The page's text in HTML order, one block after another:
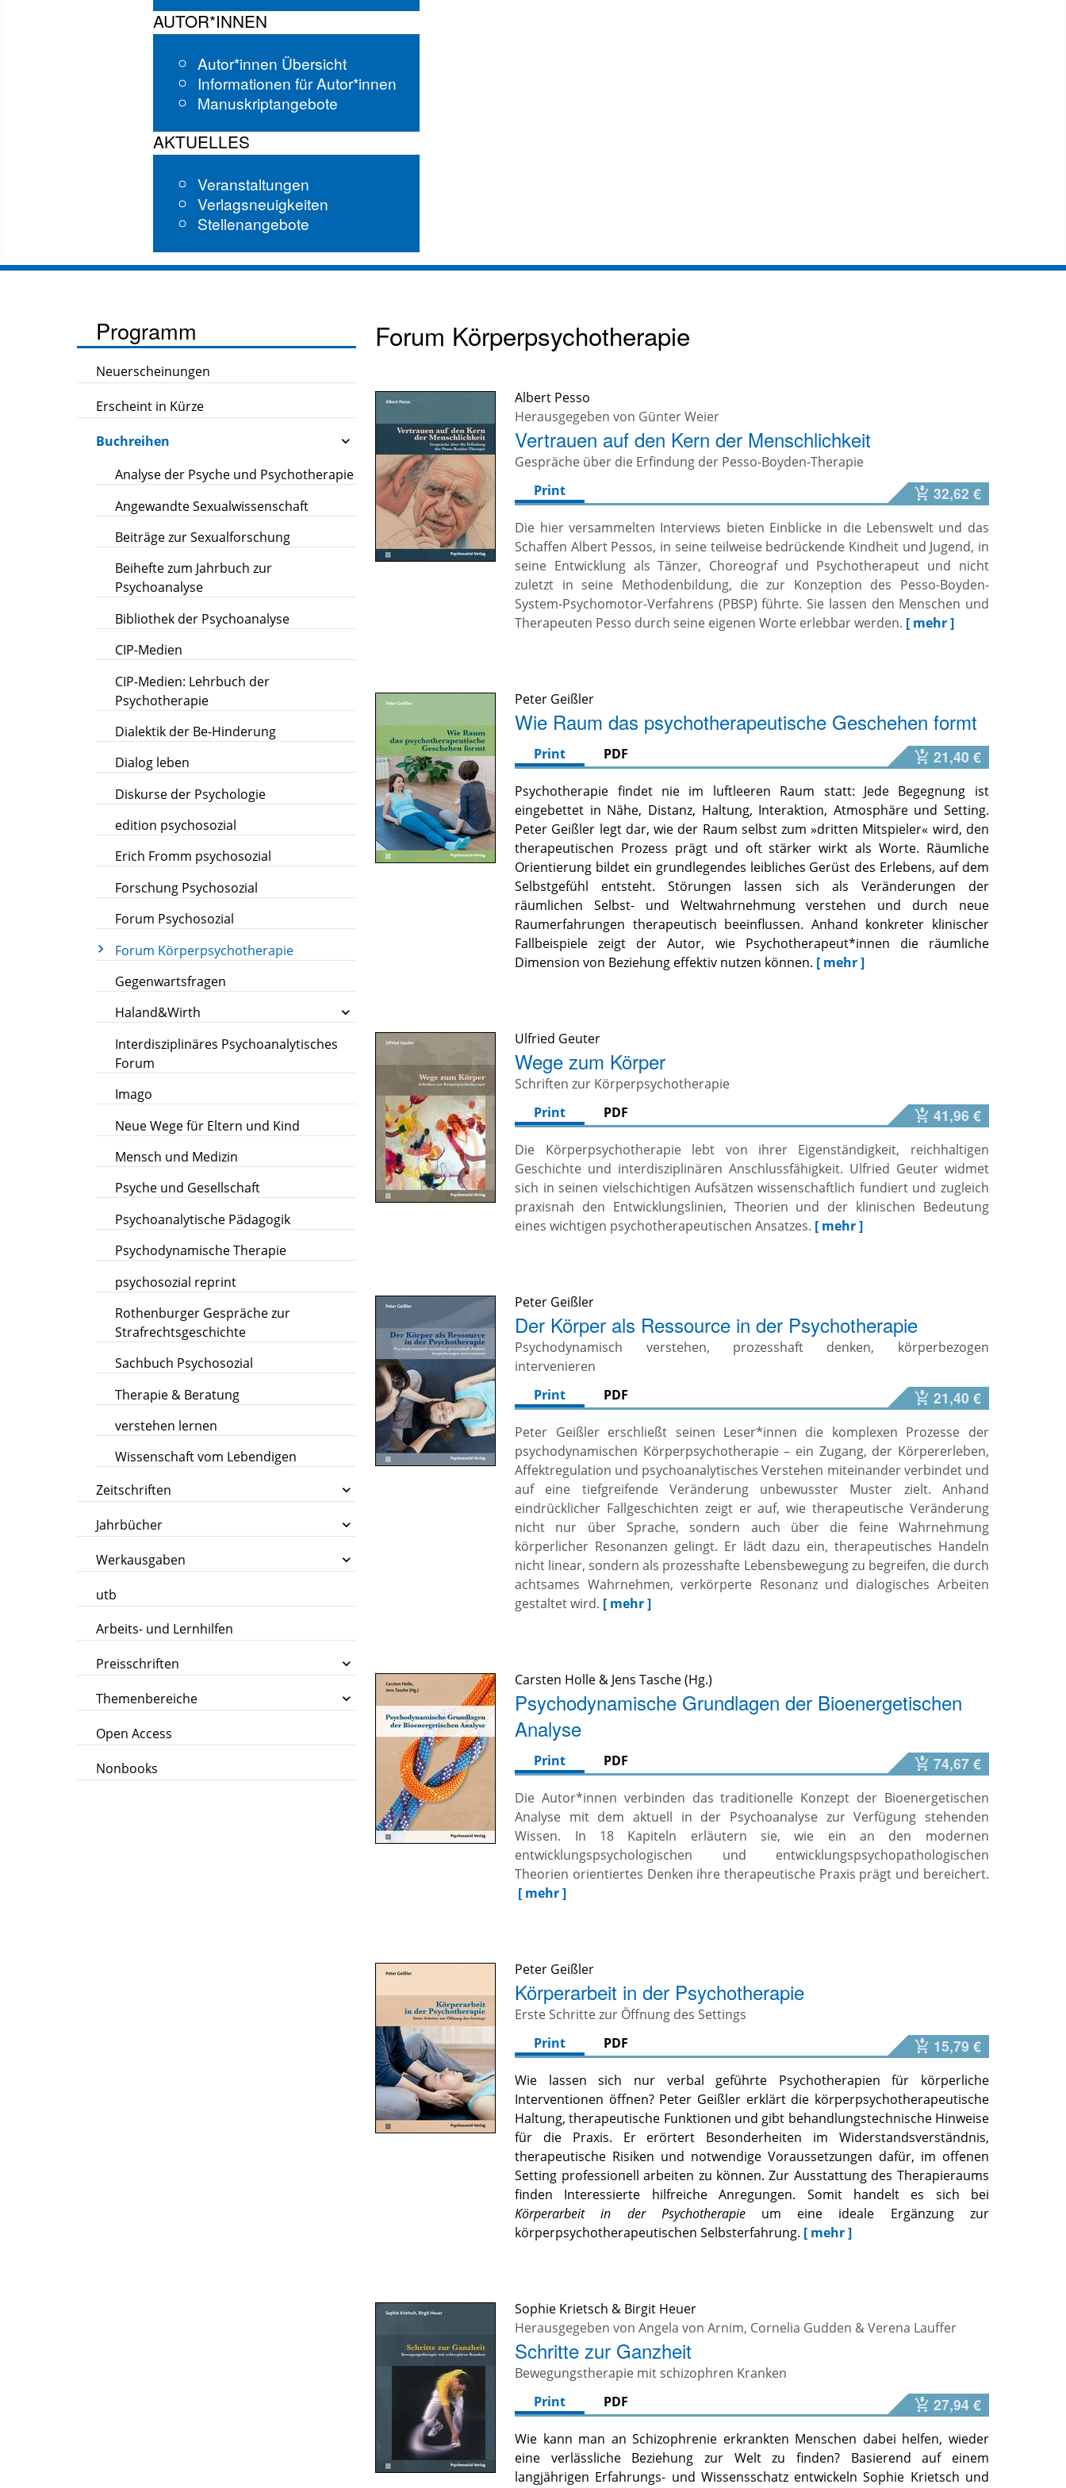
AUTOR*INNEN
Autor*innen Übersicht
Informationen für Autor*innen
Manuskriptangebote
AKTUELLES
Veranstaltungen
Verlagsneuigkeiten
Stellenangebote
Programm
Neuerscheinungen
Erscheint in Kürze
Buchreihen
Analyse der Psyche und Psychotherapie
Angewandte Sexualwissenschaft
Beiträge zur Sexualforschung
Beihefte zum Jahrbuch zur
Psychoanalyse
Bibliothek der Psychoanalyse
CIP-Medien
CIP-Medien: Lehrbuch der
Psychotherapie
Dialektik der Be-Hinderung
Dialog leben
Diskurse der Psychologie
edition psychosozial
Erich Fromm psychosozial
Forschung Psychosozial
Forum Psychosozial
Forum Körperpsychotherapie
Gegenwartsfragen
Haland&Wirth
Interdisziplinäres Psychoanalytisches
Forum
Imago
Neue Wege für Eltern und Kind
Mensch und Medizin
Psyche und Gesellschaft
Psychoanalytische Pädagogik
Psychodynamische Therapie
psychosozial reprint
Rothenburger Gespräche zur
Strafrechtsgeschichte
Sachbuch Psychosozial
Therapie & Beratung
verstehen lernen
Wissenschaft vom Lebendigen
Zeitschriften
Jahrbücher
Werkausgaben
utb
Arbeits- und Lernhilfen
Preisschriften
Themenbereiche
Open Access
Nonbooks
Forum Körperpsychotherapie
Albert Pesso
Herausgegeben von Günter Weier
Vertrauen auf den Kern der Menschlichkeit
Gespräche über die Erfindung der Pesso-Boyden-Therapie
Print
32,62 €
Die hier versammelten Interviews bieten Einblicke in die Lebenswelt und das
Schaffen Albert Pessos, in seine teilweise bedrückende Kindheit und Jugend, in
seine Entwicklung als Tänzer, Choreograf und Psychotherapeut und nicht
zuletzt in seine Methodenbildung, die zur Konzeption des Pesso-Boyden-
System-Psychomotor-Verfahrens (PBSP) führte. Sie lassen den Menschen und
Therapeuten Pesso durch seine eigenen Worte erlebbar werden. [ mehr ]
Peter Geißler
Wie Raum das psychotherapeutische Geschehen formt
Print PDF 21,40 €
Psychotherapie findet nie im luftleeren Raum statt: Jede Begegnung ist
eingebettet in Nähe, Distanz, Haltung, Interaktion, Atmosphäre und Setting.
Peter Geißler legt dar, wie der Raum selbst zum »dritten Mitspieler« wird, den
therapeutischen Prozess prägt und oft stärker wirkt als Worte. Räumliche
Orientierung bildet ein grundlegendes leibliches Gerüst des Erlebens, auf dem
Selbstgefühl entsteht. Störungen lassen sich als Veränderungen der
räumlichen Selbst- und Weltwahrnehmung verstehen und durch neue
Raumerfahrungen therapeutisch beeinflussen. Anhand konkreter klinischer
Fallbeispiele zeigt der Autor, wie Psychotherapeut*innen die räumliche
Dimension von Beziehung effektiv nutzen können. [ mehr ]
Ulfried Geuter
Wege zum Körper
Schriften zur Körperpsychotherapie
Print
PDF 41,96 €
Die Körperpsychotherapie lebt von ihrer Eigenständigkeit, reichhaltigen
Geschichte und interdisziplinären Anschlussfähigkeit. Ulfried Geuter widmet
sich in seinen vielschichtigen Aufsätzen wissenschaftlich fundiert und zugleich
praxisnah den Entwicklungslinien, Theorien und der klinischen Bedeutung
eines wichtigen psychotherapeutischen Ansatzes. [ mehr ]
Peter Geißler
Der Körper als Ressource in der Psychotherapie
Psychodynamisch verstehen, prozesshaft denken, körperbezogen
intervenieren
Print
PDF 21,40 €
Peter Geißler erschließt seinen Leser*innen die komplexen Prozesse der
psychodynamischen Körperpsychotherapie – ein Zugang, der Körpererleben,
Affektregulation und psychoanalytisches Verstehen miteinander verbindet und
auf eine tiefgreifende Veränderung unbewusster Muster zielt. Anhand
eindrücklicher Fallgeschichten zeigt er auf, wie therapeutische Veränderung
nicht nur über Sprache, sondern auch über die feine Wahrnehmung
körperlicher Resonanzen gelingt. Er lädt dazu ein, therapeutisches Handeln
nicht linear, sondern als prozesshafte Lebensbewegung zu begreifen, die durch
achtsames Wahrnehmen, verkörperte Resonanz und dialogisches Arbeiten
gestaltet wird. [ mehr ]
Carsten Holle & Jens Tasche
Psychodynamische Grundlagen der Bioenergetischen
Analyse
Print PDF 74,67 €
Die Autor*innen verbinden das traditionelle Konzept der Bioenergetischen
Analyse mit dem aktuell in der Psychoanalyse zur Verfügung stehenden
Wissen. In 18 Kapiteln erläutern sie, wie ein an den modernen
entwicklungspsychologischen und entwicklungspsychopathologischen
Theorien orientiertes Denken ihre therapeutische Praxis prägt und bereichert.
[ mehr ]
Peter Geißler
Körperarbeit in der Psychotherapie
Erste Schritte zur Öffnung des Settings
Print
PDF 15,79 €
Wie lassen sich nur verbal geführte Psychotherapien für körperliche
Interventionen öffnen? Peter Geißler erklärt die körperpsychotherapeutische
Haltung, therapeutische Funktionen und gibt behandlungstechnische Hinweise
für die Praxis. Er erörtert Besonderheiten im Widerstandsverständnis,
therapeutische Risiken und notwendige Voraussetzungen dafür, im offenen
Setting professionell arbeiten zu können. Zur Ausstattung des Therapieraums
finden Interessierte hilfreiche Anregungen. Somit handelt es sich bei
Körperarbeit in der Psychotherapieum eine ideale Ergänzung zur
körperpsychotherapeutischen Selbsterfahrung. [ mehr ]
Sophie Krietsch & Birgit Heuer
Herausgegeben vonAngela von Arnim, Cornelia Gudden &Verena Lauffer
Schritte zur Ganzheit
Bewegungstherapie mit schizophren Kranken
Print
PDF 27,94 €
Wie kann man an Schizophrenie erkrankten Menschen dabei helfen, wieder
eine verlässliche Beziehung zur Welt zu finden? Basierend auf einem
langjährigen Erfahrungs- und Wissensschatz entwickeln Sophie Krietsch und